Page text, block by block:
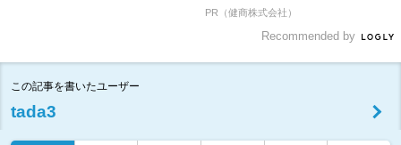
PR（健商株式会社）
Recommended by
この記事を書いたユーザー
tada3